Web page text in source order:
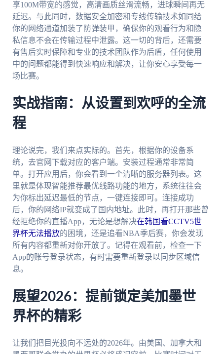
享100M带宽的感觉，高清画质丝滑流畅，进球瞬间再无
延迟。与此同时，数据安全加密和专线传输技术如同给
你的网络通道加装了防弹装甲，确保你的观看行为和隐
私信息不会在传输过程中泄露。这一切的背后，还需要
有售后实时保障和专业的技术团队作为后盾，任何使用
中的问题都能得到快速响应和解决，让你安心享受每一
场比赛。
实战指南：从设置到欢呼的全流
程
理论说完，我们来点实际的。首先，根据你的设备系
统，去官网下载对应的客户端。安装过程通常非常简
单。打开应用后，你会看到一个清晰的服务器列表。这
里就是体现智能推荐最优线路功能的地方，系统往往会
为你标出延迟最低的节点，一键连接即可。连接成功
后，你的网络IP就变成了国内地址。此时，再打开那些曾
经拒绝你的直播App，无论是想解决在韩国看CCTV5世
界杯无法播放的困境，还是追看NBA季后赛，你会发现
所有内容都重新对你开放了。记得在观看前，检查一下
App的账号登录状态，有时需要重新登录以同步区域信
息。
展望2026：提前锁定美加墨世
界杯的精彩
让我们把目光投向不远处的2026年。由美国、加拿大和